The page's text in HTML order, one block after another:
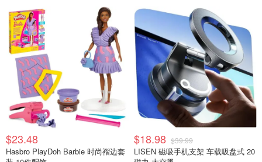
$23.48
Hasbro PlayDoh Barbie 时尚褶边套
$18.98 $39.99
LISEN 磁吸手机支架 车载吸盘式 20